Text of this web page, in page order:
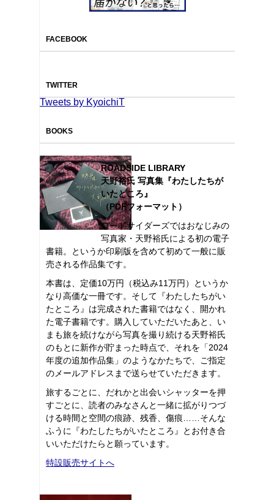
FACEBOOK
TWITTER
Tweets by KyoichiT
BOOKS
ROADSIDE LIBRARY
天野裕氏 写真集『わたしたちが
いたところ』
（PDFフォーマット）
ロードサイダーズではおなじみの
写真家・天野裕氏による初の電子
書籍。というか印刷版を含めて初めて一般に販
売される作品集です。
本書は、定価10万円（税込み11万円）というか
なり高価な一冊です。そして『わたしたちがい
たところ』は完成された書籍ではなく、開かれ
た電子書籍です。購入していただいたあと、い
まも旅を続けながら写真を撮り続ける天野裕氏
のもとに新作が貯まった時点で、それを「2024
年度の追加作品集」のようなかたちで、ご指定
のメールアドレスまで送らせていただきます。
旅するごとに、だれかと出会いシャッターを押
すごとに、読者のみなさんと一緒に拡がりつづ
ける時間と空間の痕跡、残香、傷痕……そんな
ふうに『わたしたちがいたところ』とお付き合
いいただけたらと願っています。
特設販売サイトへ